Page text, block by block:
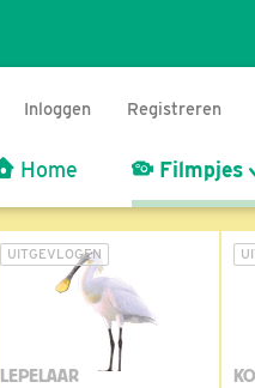
Inloggen Registreren
Home Filmpjes
UITGEVLOGEN
LEPELAAR